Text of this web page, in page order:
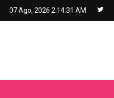
07 Ago, 2026 2:14:32 AM